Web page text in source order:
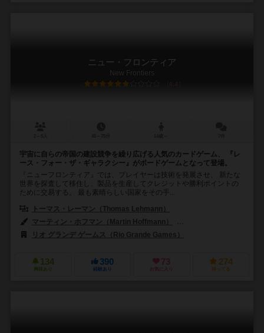
ニュー・フロンティア
New Frontiers
6.4
宇宙に自らの帝国の建設競争を繰り広げる人気のカードゲーム、 『レ
ース・フォー・ザ・ギャラクシー』がボードゲームとなって登場。
『ニューフロンティア』では、プレイヤーは技術を発展させ、 新たな
世界を探査して移住し、製品を生産してクレジットや勝利ポイントの
ために交易する。 最も素晴らしい国家をその手...
トーマス・レーマン（Thomas Lehmann）
マーティン・ホフマン（Martin Hoffmann）
リオ グランデ ゲームス（Rio Grande Games）
134
興味あり
390
経験あり
73
お気に入り
274
持ってる